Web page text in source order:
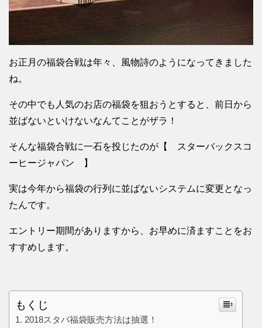
お正月の福袋合戦は年々、風物詩のようになってきました
ね。
その中でも人気のお店の福袋を狙おうとすると、前日から
並ばないといけないなんてことがザラ！
そんな福袋合戦に一石を投じたのが【 スターバックスコ
ーヒージャパン 】
実は今年から福袋の行列に並ばないシステムに変更となっ
たんです。
エントリー期間がありますから、お早めに済ますことをお
すすめします。
もくじ
2018スタバ福袋販売方法は抽選！